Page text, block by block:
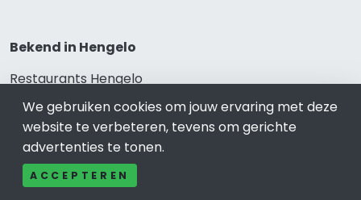
Bekend in Hengelo
Restaurants Hengelo
Catering Hengelo
Schoonheidssalon Hengelo
Tandartspraktijken Hengelo
Stukadoorsbedrijf Hengelo
We gebruiken cookies om jouw ervaring met deze
website te verbeteren, tevens om gerichte
advertenties te tonen.
ACCEPTEREN